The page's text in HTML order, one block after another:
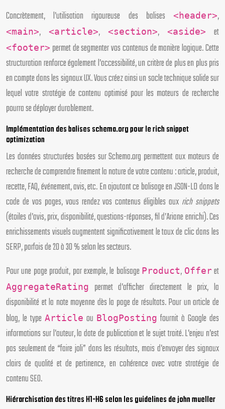
Concrètement, l’utilisation rigoureuse des balises
<header>,
<main>, <article>, <section>, <aside> et
<footer> permet de segmenter vos contenus de manière logique. Cette
structuration renforce également l’accessibilité, un critère de plus en plus pris
en compte dans les signaux UX. Vous créez ainsi un socle technique solide sur
lequel votre stratégie de contenu optimisé pour les moteurs de recherche
pourra se déployer durablement.
Implémentation des balises schema.org pour le rich snippet
optimization
Les données structurées basées sur Schema.org permettent aux moteurs de
recherche de comprendre finement la nature de votre contenu : article, produit,
recette, FAQ, événement, avis, etc. En ajoutant ce balisage en JSON-LD dans le
code de vos pages, vous rendez vos contenus éligibles aux rich snippets
(étoiles d’avis, prix, disponibilité, questions-réponses, fil d’Ariane enrichi). Ces
enrichissements visuels augmentent significativement le taux de clic dans les
SERP, parfois de 20 à 30 % selon les secteurs.
Pour une page produit, par exemple, le balisage Product, Offeret
AggregateRating
permet d’afficher directement le prix, la
disponibilité et la note moyenne dès la page de résultats. Pour un article de
blog, le type Article ou BlogPosting fournit à Google des
informations sur l’auteur, la date de publication et le sujet traité. L’enjeu n’est
pas seulement de “faire joli” dans les résultats, mais d’envoyer des signaux
clairs de qualité et de pertinence, en cohérence avec votre stratégie de
contenu SEO.
Hiérarchisation des titres H1-H6 selon les guidelines de john mueller